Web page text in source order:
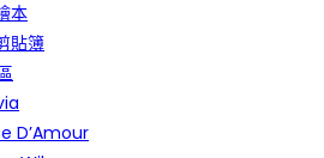
本
貼簿
D’Amour